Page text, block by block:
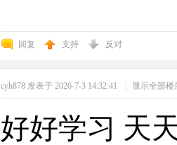
回复 支持 反对
cyh878 发表于 2026-7-3 14:32:41 | 显示全部楼
好好学习 天